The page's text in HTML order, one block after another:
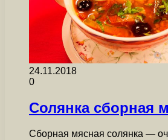
24.11.2018
0
Солянка сборная
Сборная мясная солянка —